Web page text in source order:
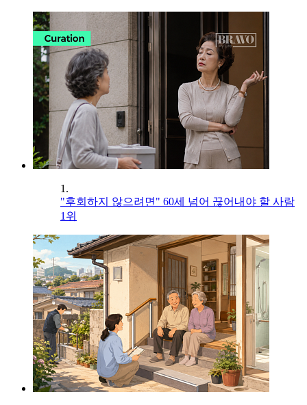
1.
"후회하지 않으려면" 60세 넘어 끊어내야 할 사람
1위